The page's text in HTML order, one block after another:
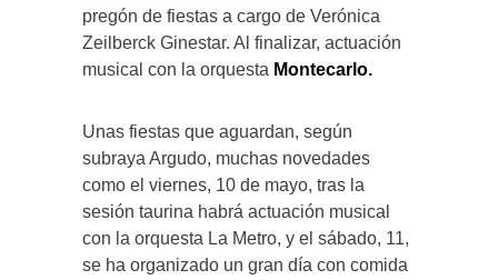
pregón de fiestas a cargo de Verónica
Zeilberck Ginestar. Al finalizar, actuación
musical con la orquesta Montecarlo.
Unas fiestas que aguardan, según
subraya Argudo, muchas novedades
como el viernes, 10 de mayo, tras la
sesión taurina habrá actuación musical
con la orquesta La Metro, y el sábado, 11,
se ha organizado un gran día con comida